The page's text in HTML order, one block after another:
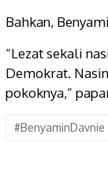
Bahkan,
“Lezat sekali
Demokrat.
pokoknya,”
#BenyaminDavnie